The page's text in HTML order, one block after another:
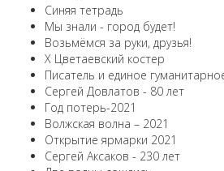
Синяя тетрадь
Мы знали - город будет!
Возьмёмся за руки, друзья!
X Цветаевский костер
Писатель и единое
Сергей Довлатов - 80 лет
Год потерь-2021
Волжская волна – 2021
Открытие ярмарки 2021
Сергей Аксаков - 230 лет